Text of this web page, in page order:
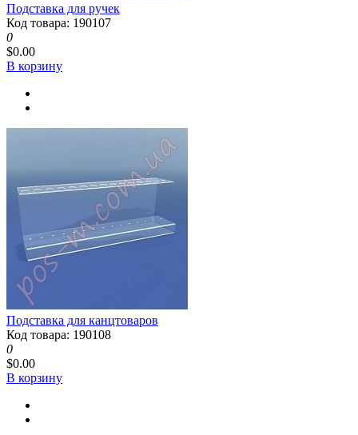
Подставка для ручек
Код товара: 190107
0
$0.00
В корзину
Подставка для канцтоваров
Код товара: 190108
0
$0.00
В корзину